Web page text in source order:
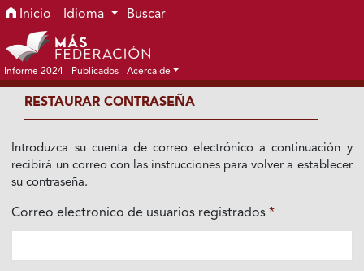
Ir al menú de navegación principal
Ir al contenido principal
Ir al pie de página del sitio
Inicio Idioma Buscar
Informe 2024 Publicados Acerca de
RESTAURAR CONTRASEÑA
Introduzca su cuenta de correo electrónico a continuación y
recibirá un correo con las instrucciones para volver a establecer
su contraseña.
Correo electronico de usuarios registrados*
Obligatorio